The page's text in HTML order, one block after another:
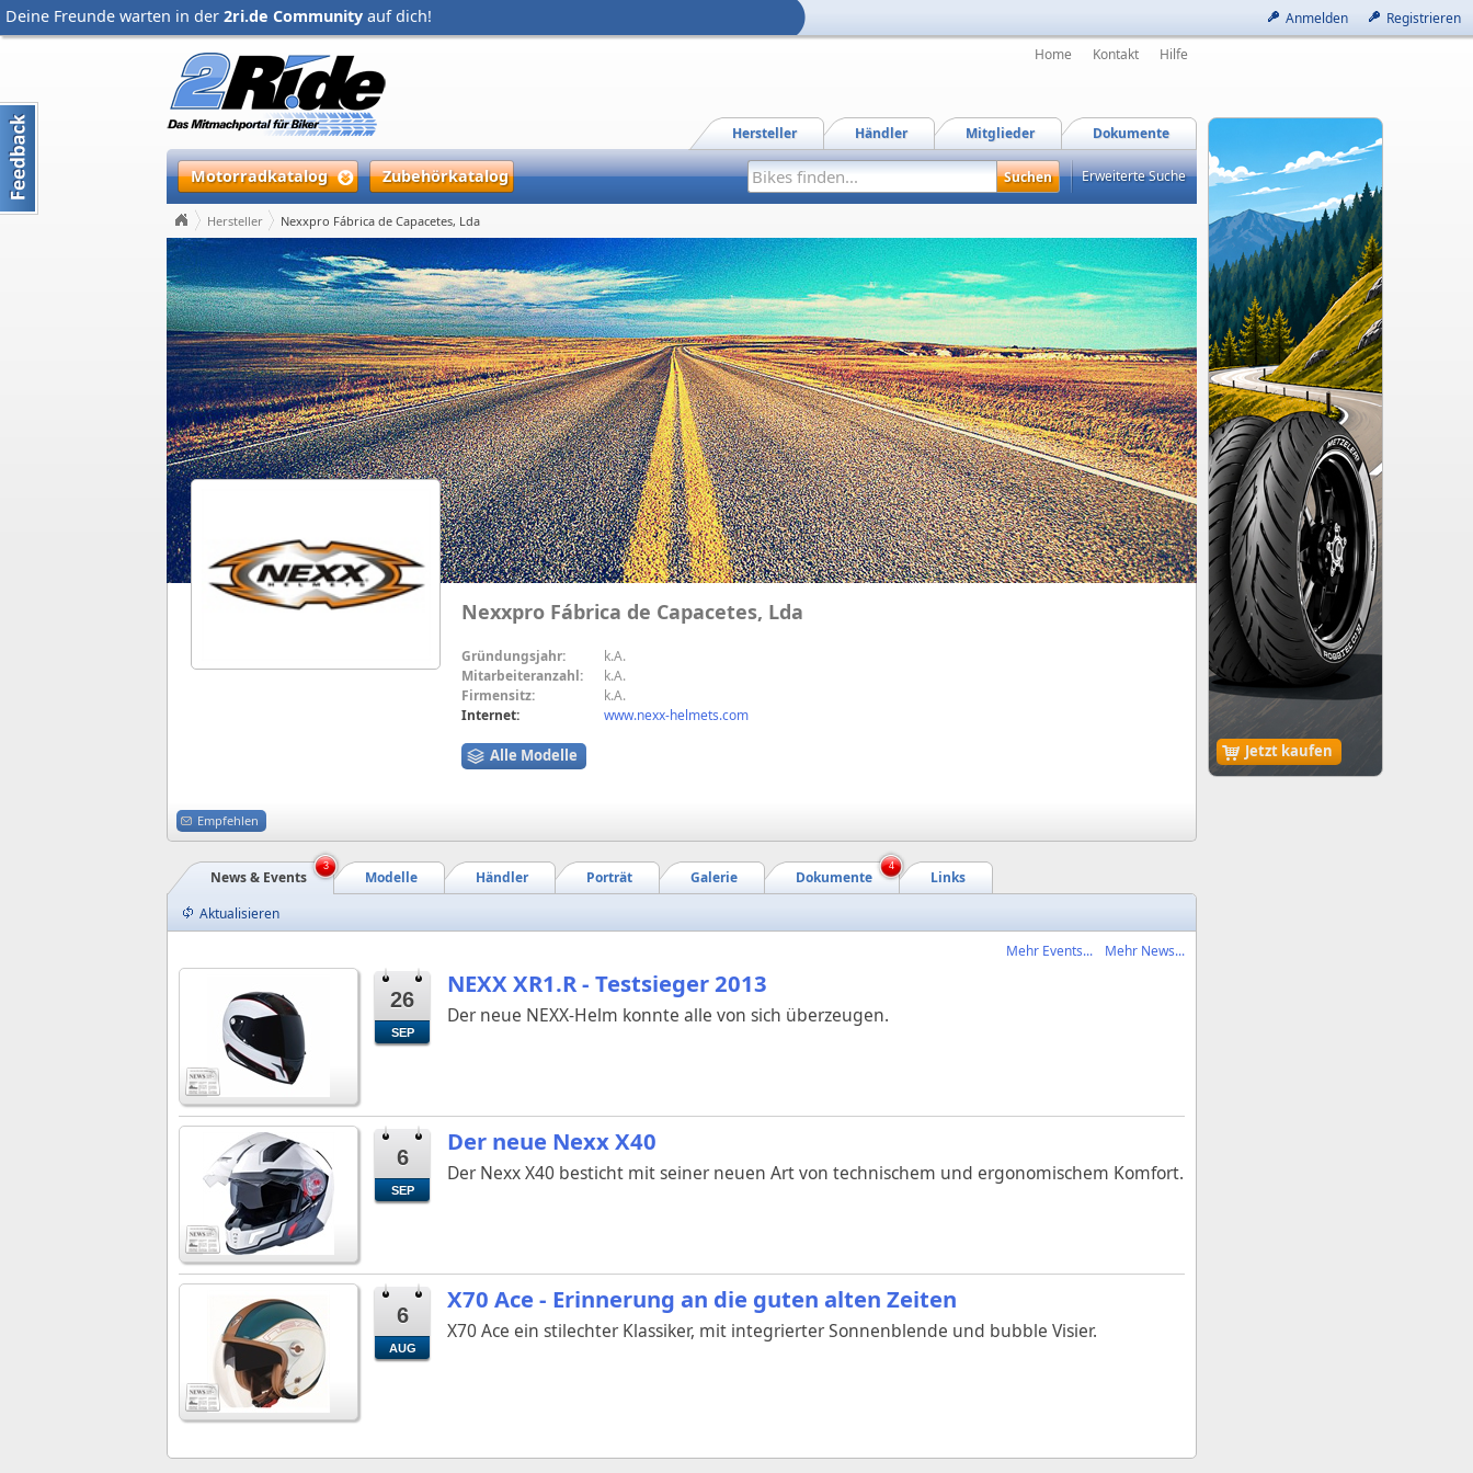
Anmelden Registrieren
Deine Freunde warten in der 2ri.de Community auf dich!
Jetzt kaufen
Home Kontakt Hilfe
Dokumente
Mitglieder
Händler
Hersteller
Motorradkatalog Zubehörkatalog Erweiterte Suche
Hersteller Nexxpro Fábrica de Capacetes, Lda
Nexxpro Fábrica de Capacetes, Lda
Gründungsjahr:
k.A.
Mitarbeiteranzahl:
k.A.
Firmensitz:
k.A.
Internet:
www.nexx-helmets.com
Alle Modelle
Empfehlen
Links
Dokumente
Galerie
Porträt
Händler
Modelle
News & Events
3 4
Aktualisieren
Mehr Events...
Mehr News...
26
SEP
NEXX XR1.R - Testsieger 2013
Der neue NEXX-Helm konnte alle von sich überzeugen.
6
SEP
Der neue Nexx X40
Der Nexx X40 besticht mit seiner neuen Art von technischem und ergonomischem Komfort.
6
AUG
X70 Ace - Erinnerung an die guten alten Zeiten
X70 Ace ein stilechter Klassiker, mit integrierter Sonnenblende und bubble Visier.